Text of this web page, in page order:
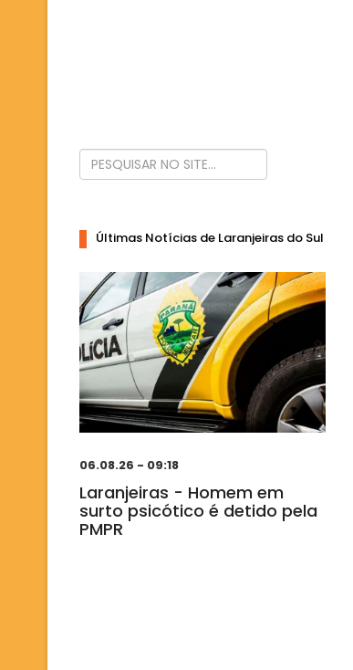
Últimas Notícias de Laranjeiras do Sul
06.08.26 - 09:18
Laranjeiras - Homem em
surto psicótico é detido pela
PMPR